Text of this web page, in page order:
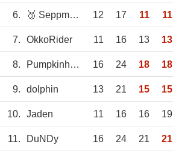
6. 🥉 Seppmaster56 12 17 11 11
7. OkkoRider 11 16 13 13
8. Pumpkinhead 16 24 18 18
9. dolphin 13 21 15 15
10. Jaden 11 16 16 19
11. DuNDy 16 24 21 21